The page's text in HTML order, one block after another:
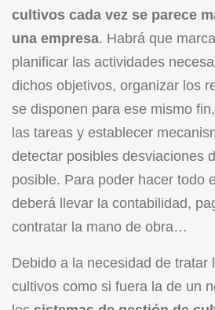
cultivos cada vez se parece
una empresa. Habrá que
planificar las actividades
dichos objetivos, organizar los
se disponen para ese mismo
las tareas y establecer
detectar posibles desviaciones
posible. Para poder hacer todo
deberá llevar la contabilidad,
contratar la mano de obra…
Debido a la necesidad de tratar
cultivos como si fuera la de un